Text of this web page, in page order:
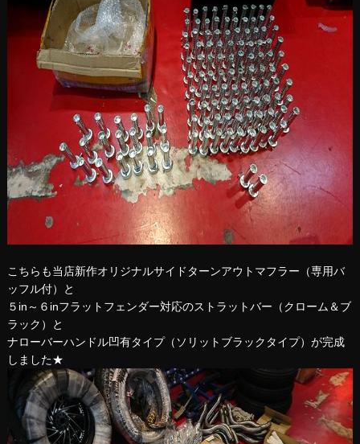
こちらも当店新作オリジナルサイドターンアウトマフラー（専用バ
ッフル付）と
５in～６inフラットフェンダー対応のストラットバー（クローム＆ブ
ラック）と
ナローバーハンドル凹有タイプ（ソリットブラックタイプ）が完成
しました★